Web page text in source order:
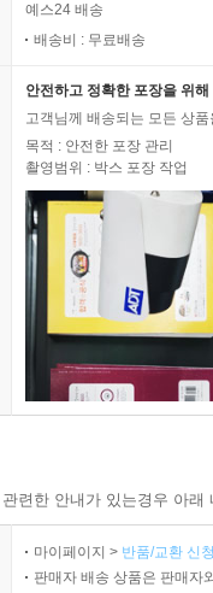
예스24 배송
배송비 : 무료배송
안전하고 정확한 포장을 위
고객님께 배송되는 모든 상
목적 : 안전한 포장 관리
촬영범위 : 박스 포장 작업
련한 안내가 있는경우 아
마이페이지 > 반품/교환 신
판매자 배송 상품은 판매자